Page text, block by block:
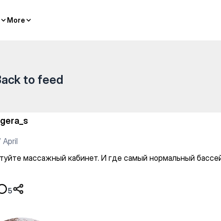
More
More И где самый
to feed
April
массажный кабинет. И где самый нормальный
5